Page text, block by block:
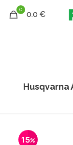
0
0.0 €
15